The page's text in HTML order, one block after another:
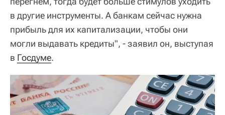
в другие инструменты. А банкам сейчас нужна
прибыль для их капитализации, чтобы они
могли выдавать кредиты", - заявил он, выступая
в Госдуме.